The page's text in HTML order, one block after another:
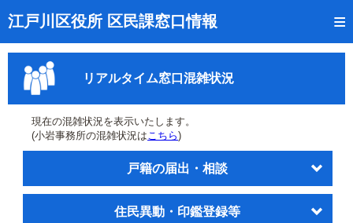
江戸川区役所 区民課窓口情報
トップページ
受付番号の呼出状況確認
証明書の交付状況確認
呼出状況のメール通知登録
事前予約の確認・取消
リアルタイム窓口混雑状況
現在の混雑状況を表示いたします。
(小岩事務所の混雑状況はこちら)
戸籍の届出・相談
住民異動・印鑑登録等